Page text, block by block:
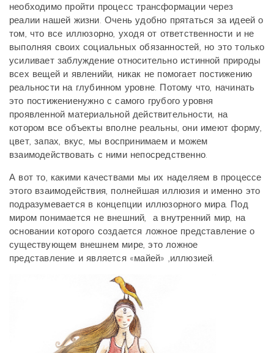
необходимо пройти процесс трансформации через
реалии нашей жизни. Очень удобно прятаться за идеей о
том, что все иллюзорно, уходя от ответственности и не
выполняя своих социальных обязанностей, но это только
усиливает заблуждение относительно истинной природы
всех вещей и явленийи, никак не помогает постижению
реальности на глубинном уровне. Потому что, начинать
это постижениенужно с самого грубого уровня
проявленной материальной действительности, на
котором все объекты вполне реальны, они имеют форму,
цвет, запах, вкус, мы воспринимаем и можем
взаимодействовать с ними непосредственно.
А вот то, какими качествами мы их наделяем в процессе
этого взаимодействия, полнейшая иллюзия и именно это
подразумевается в концепции иллюзорного мира. Под
миром понимается не внешний, а внутренний мир, на
основании которого создается ложное представление о
существующем внешнем мире, это ложное
представление и является «майей» ,иллюзией.